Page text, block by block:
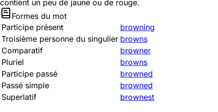
contient un peu de jaune ou de rouge.
Formes du mot
Participe présent
browning
Troisième personne du singulier browns
Comparatif
browner
Pluriel
browns
Participe passé
browned
Passé simple
browned
Superlatif
brownest